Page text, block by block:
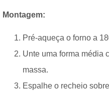
Montagem:
Pré-aqueça o forno a
Unte uma forma média
massa.
Espalhe o recheio